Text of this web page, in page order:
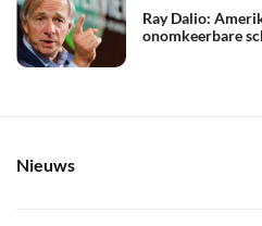
Ray Dalio:
onomkeerbare
Nieuws